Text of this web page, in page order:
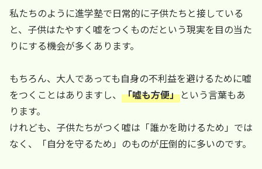
私たちのように進学塾で日常的に子供たちと接している
と、子供はたやすく嘘をつくものだという現実を目の当た
りにする機会が多くあります。
もちろん、大人であっても自身の不利益を避けるために嘘
をつくことはありますし、 「嘘も方便」 という言葉もあ
ります。
けれども、子供たちがつく嘘は「誰かを助けるため」では
なく、「自分を守るため」のものが圧倒的に多いのです。